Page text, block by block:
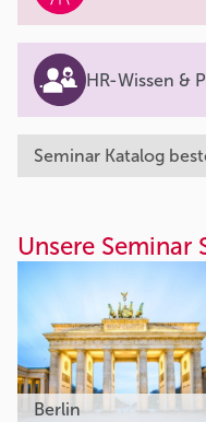
HR-Wissen &
Seminar Katalog
Unsere Seminar
Berlin